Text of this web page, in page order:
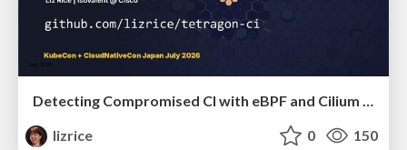
Detecting Compromised CI with eBPF and Cilium Tetragon
lizrice
0 150